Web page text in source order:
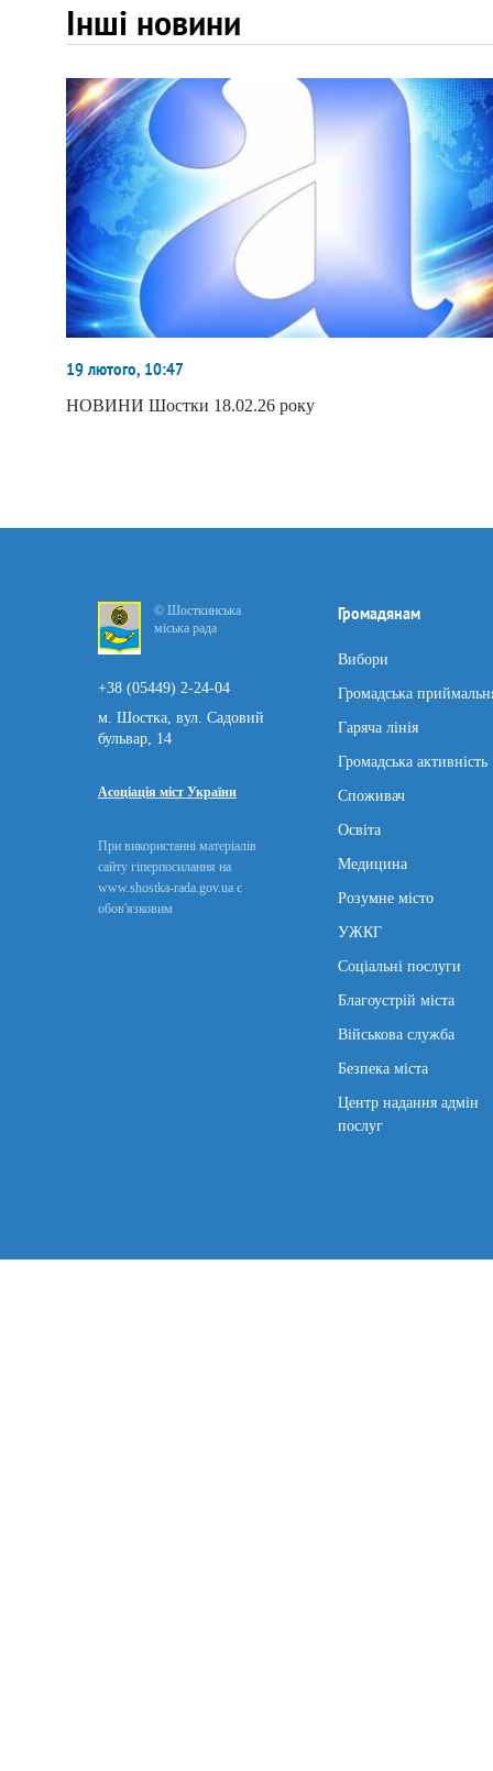
Інші новини
19 лютого, 10:47
НОВИНИ Шостки 18.02.26 року
© Шосткинська
міська рада
+38 (05449) 2-24-04
м. Шостка, вул. Садовий
бульвар, 14
Асоціація міст України
При використанні матеріалів
сайту гіперпосилання на
www.shostka-rada.gov.ua є
обов'язковим
Громадянам
Вибори
Громадська
Гаряча лінія
Громадська активність
Споживач
Освіта
Медицина
Розумне місто
УЖКГ
Соціальні послуги
Благоустрій міста
Військова служба
Безпека міста
Центр надання адмін
послуг